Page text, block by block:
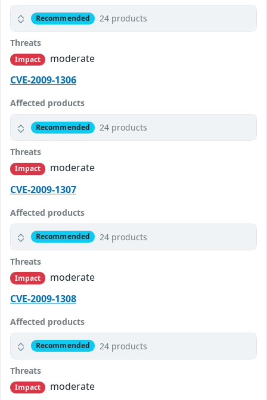
Recommended 24 products
Threats
Impact
moderate
CVE-2009-1306
Affected products
Recommended 24 products
Threats
Impact
moderate
CVE-2009-1307
Affected products
Recommended 24 products
Threats
Impact
moderate
CVE-2009-1308
Affected products
Recommended 24 products
Threats
Impact
moderate